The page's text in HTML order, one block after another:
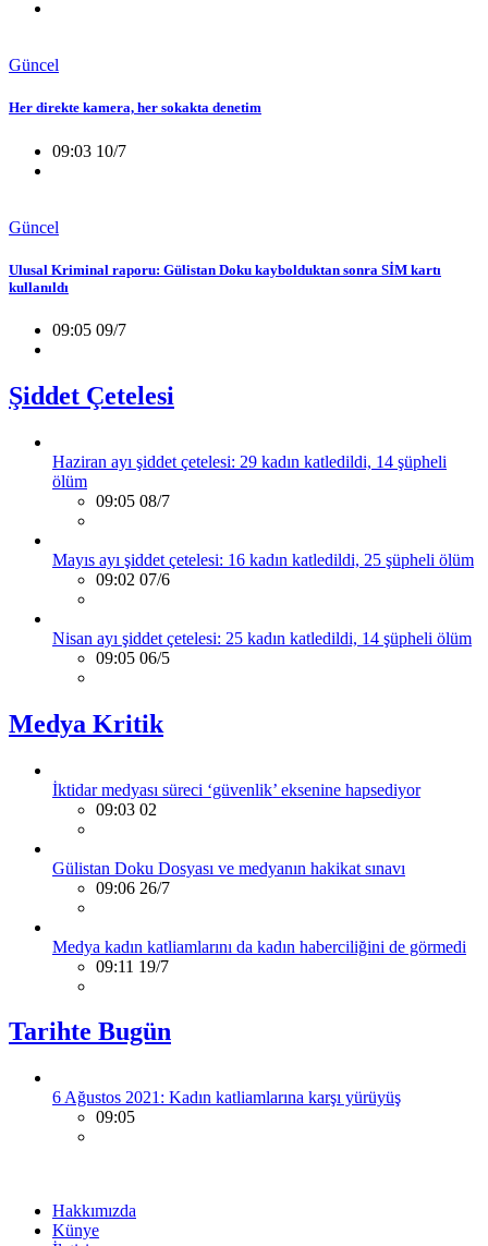
Güncel
Her direkte kamera, her sokakta denetim
09:03 10/7
Güncel
Ulusal Kriminal raporu: Gülistan Doku kaybolduktan sonra SİM kartı
kullanıldı
09:05 09/7
Şiddet Çetelesi
Haziran ayı şiddet çetelesi: 29 kadın katledildi, 14 şüpheli
ölüm
09:05 08/7
Mayıs ayı şiddet çetelesi: 16 kadın katledildi, 25 şüpheli ölüm
09:02 07/6
Nisan ayı şiddet çetelesi: 25 kadın katledildi, 14 şüpheli ölüm
09:05 06/5
Medya Kritik
İktidar medyası süreci ‘güvenlik’ eksenine hapsediyor
09:03 02
Gülistan Doku Dosyası ve medyanın hakikat sınavı
09:06 26/7
Medya kadın katliamlarını da kadın haberciliğini de görmedi
09:11 19/7
Tarihte Bugün
6 Ağustos 2021: Kadın katliamlarına karşı yürüyüş
09:05
Hakkımızda
Künye